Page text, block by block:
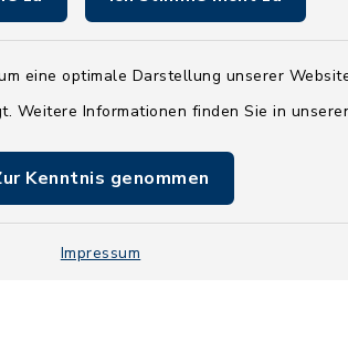
eine optimale Darstellung unserer
Weitere Informationen finden Sie in
Kenntnis genommen
Impressum